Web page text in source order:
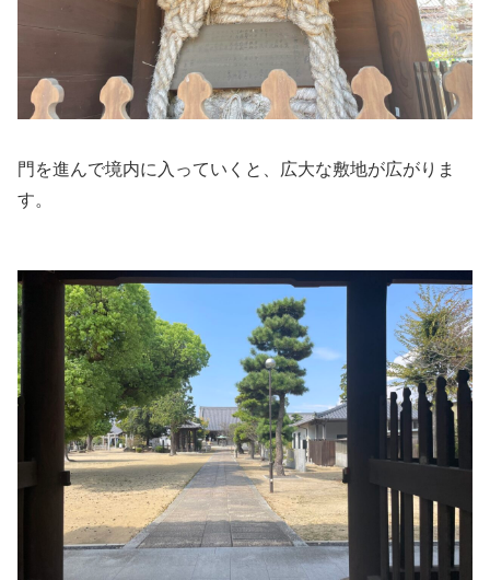
門を進んで境内に入っていくと、広大な敷地が広がりま
す。